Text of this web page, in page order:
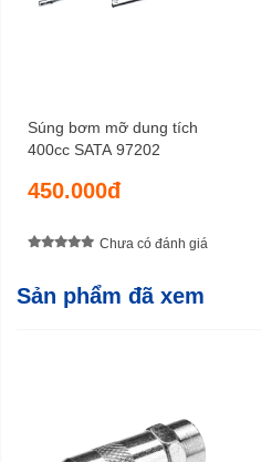
Súng bơm mỡ dung tích
400cc SATA 97202
450.000đ
Chưa có đánh giá
Sản phẩm đã xem